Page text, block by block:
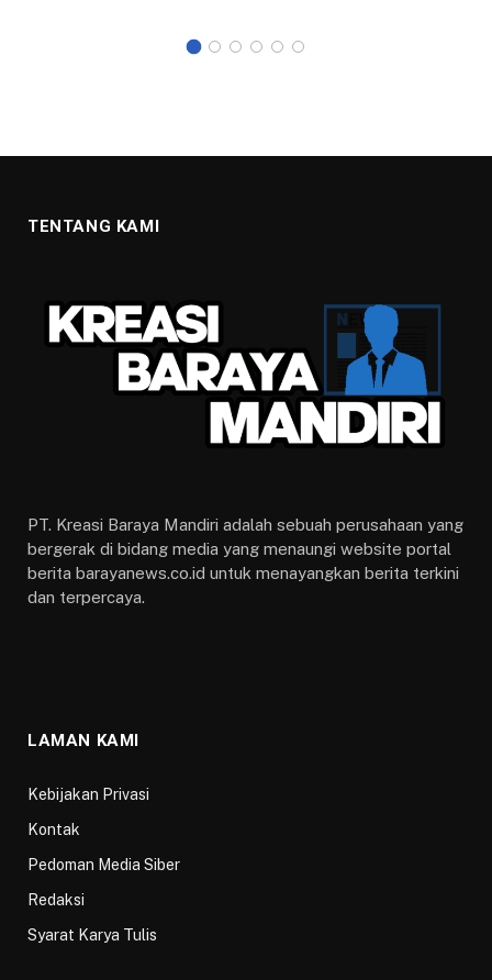
TENTANG KAMI
PT. Kreasi Baraya Mandiri adalah sebuah perusahaan yang
bergerak di bidang media yang menaungi website portal
berita barayanews.co.id untuk menayangkan berita terkini
dan terpercaya.
LAMAN KAMI
Kebijakan Privasi
Kontak
Pedoman Media Siber
Redaksi
Syarat Karya Tulis